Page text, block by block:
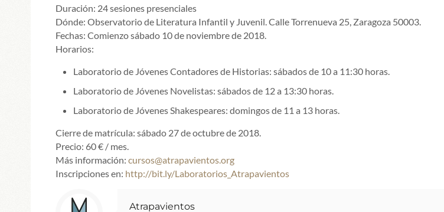
Duración: 24 sesiones presenciales
Dónde: Observatorio de Literatura Infantil y Juvenil. Calle Torrenueva 25, Zaragoza 50003.
Fechas: Comienzo sábado 10 de noviembre de 2018.
Horarios:
Laboratorio de Jóvenes Contadores de Historias: sábados de 10 a 11:30 horas.
Laboratorio de Jóvenes Novelistas: sábados de 12 a 13:30 horas.
Laboratorio de Jóvenes Shakespeares: domingos de 11 a 13 horas.
Cierre de matrícula: sábado 27 de octubre de 2018.
Precio: 60 € / mes.
Más información: cursos@atrapavientos.org
Inscripciones en: http://bit.ly/Laboratorios_Atrapavientos
Atrapavientos